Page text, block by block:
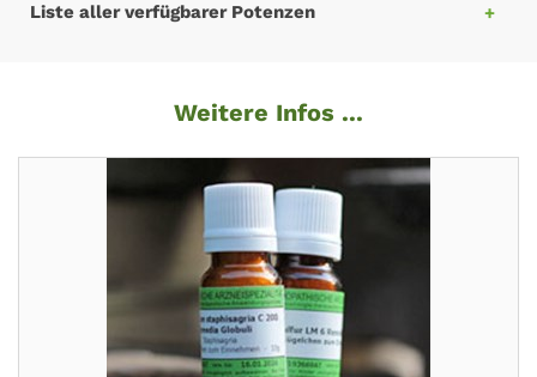
Liste aller verfügbarer Potenzen
Weitere Infos ...